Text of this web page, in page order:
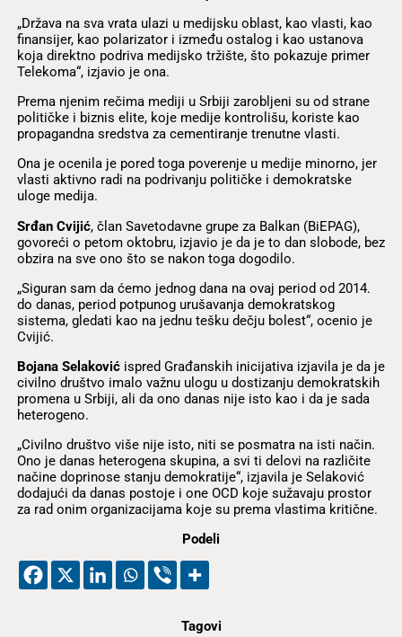
„Država na sva vrata ulazi u medijsku oblast, kao vlasti, kao
finansijer, kao polarizator i između ostalog i kao ustanova
koja direktno podriva medijsko tržište, što pokazuje primer
Telekoma“, izjavio je ona.
Prema njenim rečima mediji u Srbiji zarobljeni su od strane
političke i biznis elite, koje medije kontrolišu, koriste kao
propagandna sredstva za cementiranje trenutne vlasti.
Ona je ocenila je pored toga poverenje u medije minorno, jer
vlasti aktivno radi na podrivanju političke i demokratske
uloge medija.
Srđan Cvijić, član Savetodavne grupe za Balkan (BiEPAG),
govoreći o petom oktobru, izjavio je da je to dan slobode, bez
obzira na sve ono što se nakon toga dogodilo.
„Siguran sam da ćemo jednog dana na ovaj period od 2014.
do danas, period potpunog urušavanja demokratskog
sistema, gledati kao na jednu tešku dečju bolest“, ocenio je
Cvijić.
Bojana Selakovićispred Građanskih inicijativa izjavila je da je
civilno društvo imalo važnu ulogu u dostizanju demokratskih
promena u Srbiji, ali da ono danas nije isto kao i da je sada
heterogeno.
„Civilno društvo više nije isto, niti se posmatra na isti način.
Ono je danas heterogena skupina, a svi ti delovi na različite
načine doprinose stanju demokratije“, izjavila je Selaković
dodajući da danas postoje i one OCD koje sužavaju prostor
za rad onim organizacijama koje su prema vlastima kritične.
Podeli
Tagovi